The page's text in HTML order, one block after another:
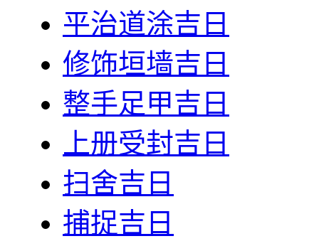
平治道涂吉日
修饰垣墙吉日
整手足甲吉日
上册受封吉日
扫舍吉日
捕捉吉日